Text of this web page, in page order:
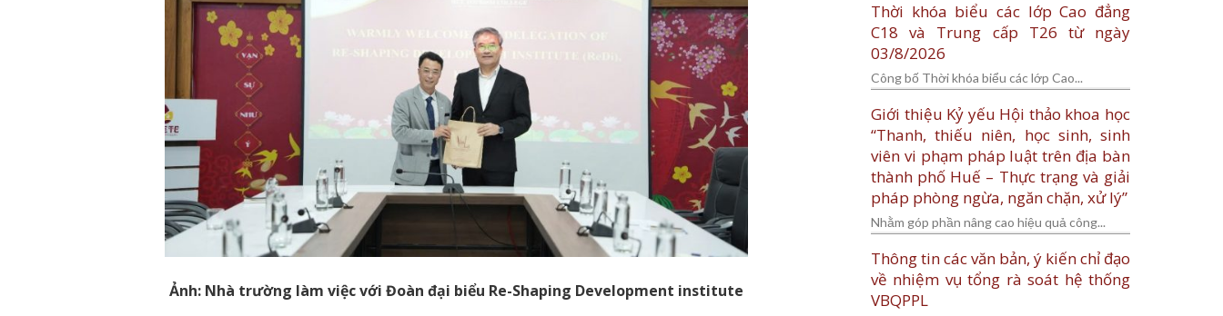
Ảnh: Nhà trường làm việc với Đoàn đại biểu Re-Shaping Development institute
Thời khóa biểu các lớp Cao đẳng
C18 và Trung cấp T26 từ ngày
03/8/2026
Công bố Thời khóa biểu các lớp Cao...
Giới thiệu Kỷ yếu Hội thảo khoa học
“Thanh, thiếu niên, học sinh, sinh
viên vi phạm pháp luật trên địa bàn
thành phố Huế – Thực trạng và giải
pháp phòng ngừa, ngăn chặn, xử lý”
Nhằm góp phần nâng cao hiệu quả công...
Thông tin các văn bản, ý kiến chỉ đạo
về nhiệm vụ tổng rà soát hệ thống
VBQPPL